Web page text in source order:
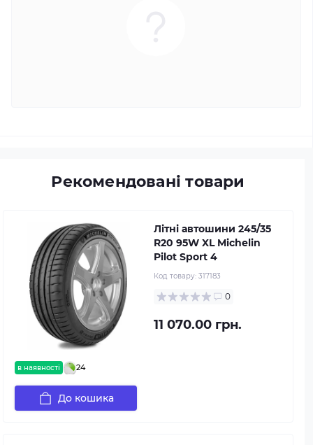
Рекомендовані товари
в наявності 24
Літні автошини 245/35
R20 95W XL Michelin
Pilot Sport 4
Код товару: 317183
0
11 070.00 грн.
До кошика